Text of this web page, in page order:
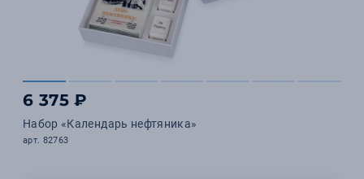
6 375 ₽
Набор «Календарь нефтяника»
арт. 82763